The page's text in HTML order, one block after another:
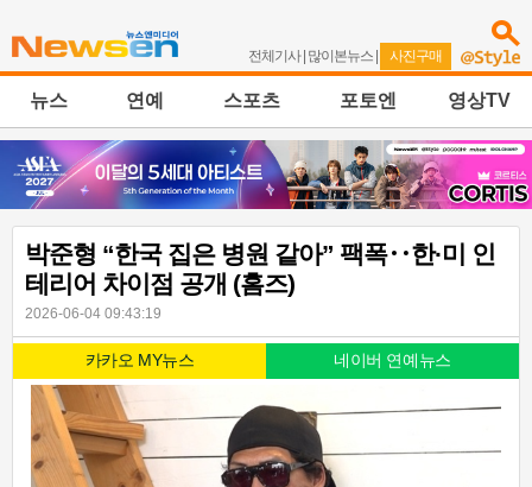
전체기사| 많이본뉴스 | 사진구매
뉴스 연예 스포츠 포토엔 영상TV
박준형 “한국 집은 병원 같아” 팩폭‥한·미 인
테리어 차이점 공개 (홈즈)
2026-06-04 09:43:19
카카오 MY뉴스 네이버 연예뉴스